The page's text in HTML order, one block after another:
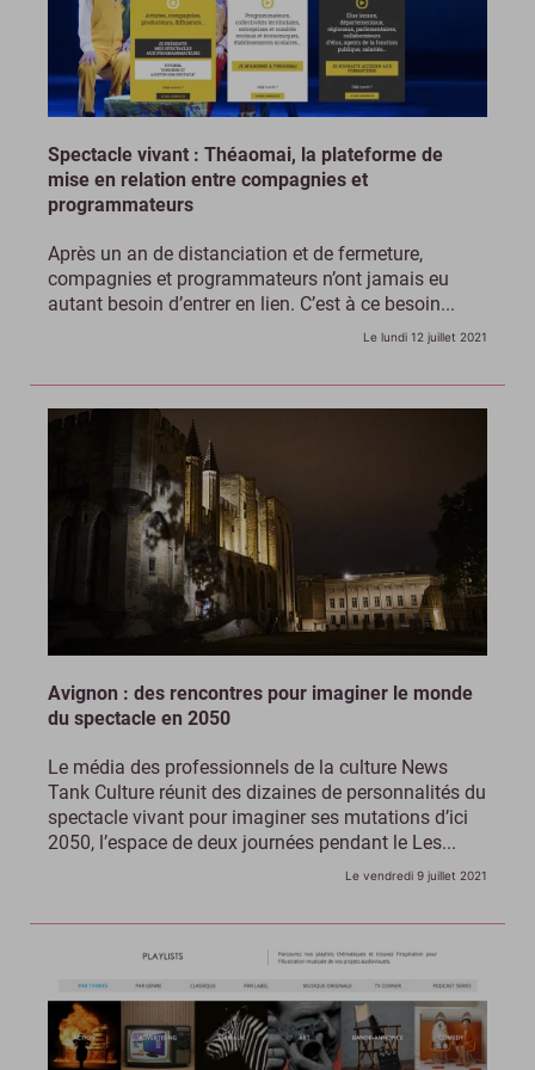
Spectacle vivant : Théaomai, la plateforme de
mise en relation entre compagnies et
programmateurs
Après un an de distanciation et de fermeture,
compagnies et programmateurs n’ont jamais eu
autant besoin d’entrer en lien. C’est à ce besoin...
Le lundi 12 juillet 2021
Avignon : des rencontres pour imaginer le monde
du spectacle en 2050
Le média des professionnels de la culture News
Tank Culture réunit des dizaines de personnalités du
spectacle vivant pour imaginer ses mutations d’ici
2050, l’espace de deux journées pendant le Les...
Le vendredi 9 juillet 2021